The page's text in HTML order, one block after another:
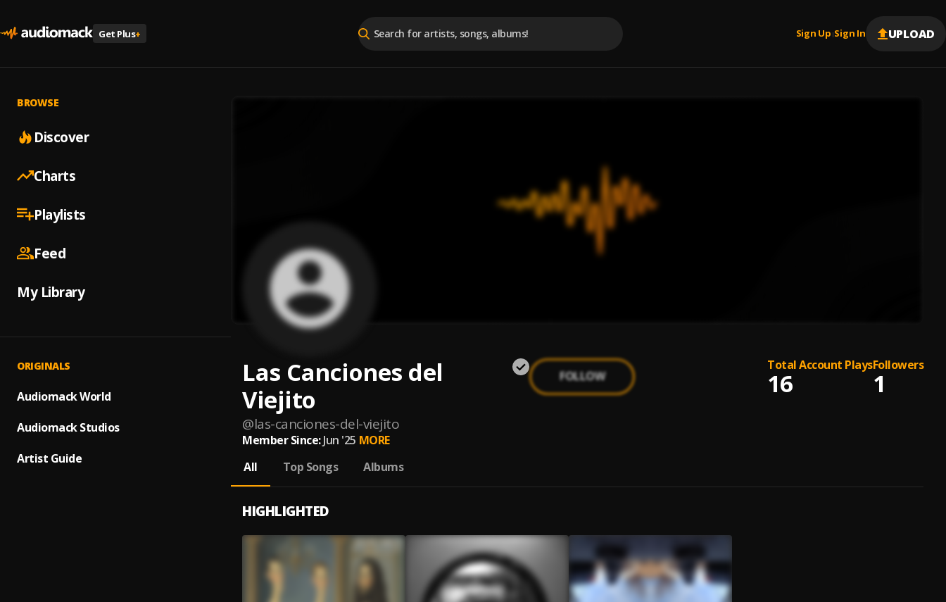
Get Plus+ Sign Up |Sign In UPLOAD
BROWSE
Discover
Charts
Playlists
Feed
My Library
ORIGINALS
Audiomack World
Audiomack Studios
Artist Guide
Las Canciones del
Viejito
@las-canciones-del-viejito
FOLLOW
Total Account Plays
16
Followers
1
Member Since: Jun '25 MORE
All
Top Songs Albums
HIGHLIGHTED